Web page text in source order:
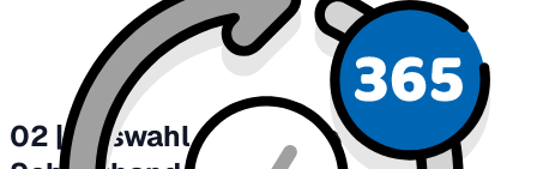
02 | Auswahl der richtigen